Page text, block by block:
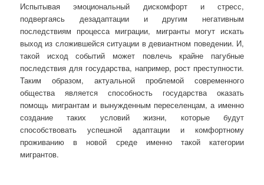
Испытывая эмоциональный дискомфорт и стресс,
подвергаясь дезадаптации и другим негативным
последствиям процесса миграции, мигранты могут искать
выход из сложившейся ситуации в девиантном поведении. И,
такой исход событий может повлечь крайне пагубные
последствия для государства, например, рост преступности.
Таким образом, актуальной проблемой современного
общества является способность государства оказать
помощь мигрантам и вынужденным переселенцам, а именно
создание таких условий жизни, которые будут
способствовать успешной адаптации и комфортному
проживанию в новой среде именно такой категории
мигрантов.